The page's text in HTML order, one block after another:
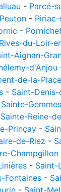
- Parcé-
Peuton -
- Pornichet
Rives-du-Loir-
Aignan-
d'Anjou
de-la-Place
- Saint-Denis-
Sainte-
Sainte-Reine-
Prinçay -
de-Riez -
Champgillon
- Saint-
Fontaines -
- Saint-